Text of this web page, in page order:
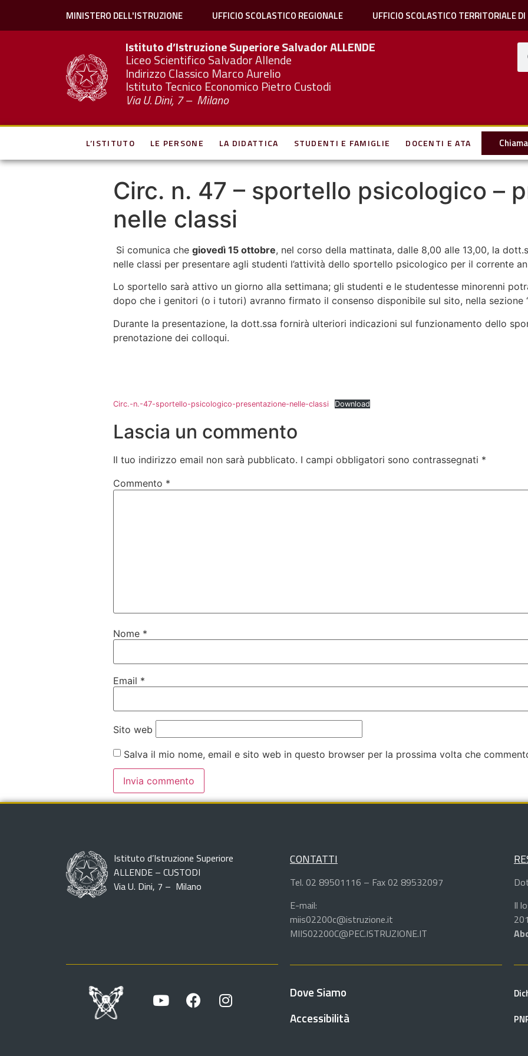
MINISTERO DELL'ISTRUZIONE UFFICIO SCOLASTICO REGIONALE UFFICIO SCOLASTICO TERRITORIALE
Istituto d’Istruzione Superiore SalvadorALLENDE
Liceo Scientifico Salvador Allende
Indirizzo Classico Marco Aurelio
Istituto Tecnico Economico Pietro Custodi
Via U. Dini, 7 – Milano
L’ISTITUTO LE PERSONE LA DIDATTICA STUDENTI E FAMIGLIE DOCENTI E ATA
Circ. n. 47 – sportello psicologico –
nelle classi
Si comunica che giovedì 15 ottobre, nel corso della mattinata, dalle 8,00 alle 13,00, la
nelle classi per presentare agli studenti l’attività dello sportello psicologico per il corrente
Lo sportello sarà attivo un giorno alla settimana; gli studenti e le studentesse minorenni
dopo che i genitori (o i tutori) avranno firmato il consenso disponibile sul sito, nella sezione
Durante la presentazione, la dott.ssa fornirà ulteriori indicazioni sul funzionamento dello
prenotazione dei colloqui.
Circ.-n.-47-sportello-psicologico-presentazione-nelle-classi Download
Lascia un commento
Il tuo indirizzo email non sarà pubblicato. I campi obbligatori sono contrassegnati *
Commento *
Nome *
Email *
Sito web
Salva il mio nome, email e sito web in questo browser per la prossima volta che
Istituto d’Istruzione Superiore
ALLENDE – CUSTODI
Via U. Dini, 7 – Milano
CONTATTI
Tel. 02 89501116 – Fax 02 89532097
E-mail:
miis02200c@istruzione.it
MIIS02200C@PEC.ISTRUZIONE.IT
Dove Siamo
Accessibilità
Il